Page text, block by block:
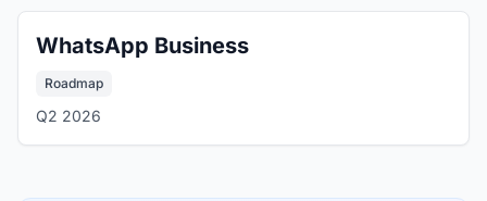
WhatsApp Business
Roadmap
Q2 2026